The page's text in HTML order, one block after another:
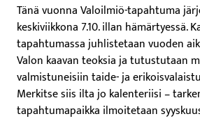
Tänä vuonna Valoilmiö-tapahtuma
keskiviikkona 7.10. illan hämärtyessä.
tapahtumassa juhlistetaan vuoden
Valon kaavan teoksia ja tutustutaan
valmistuneisiin taide- ja
Merkitse siis ilta jo kalenteriisi –
tapahtumapaikka ilmoitetaan